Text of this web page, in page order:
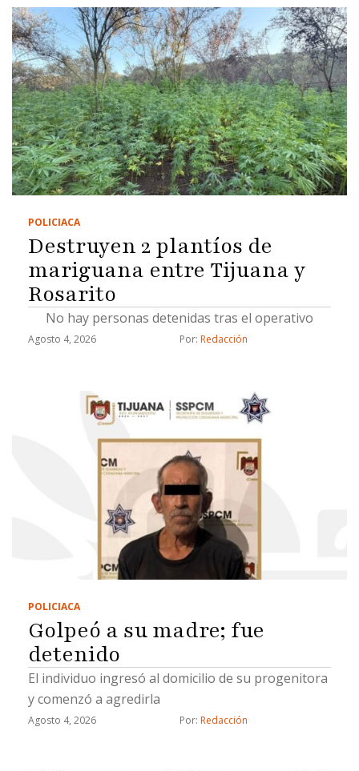
POLICIACA
Destruyen 2 plantíos de
mariguana entre Tijuana y
Rosarito
No hay personas detenidas tras el operativo
Agosto 4, 2026 Por: Redacción
POLICIACA
Golpeó a su madre; fue
detenido
El individuo ingresó al domicilio de su progenitora
y comenzó a agredirla
Agosto 4, 2026 Por: Redacción